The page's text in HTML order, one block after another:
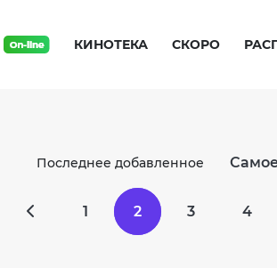
КИНОТЕКА СКОРО
Последнее добавленное
1 2 3 4